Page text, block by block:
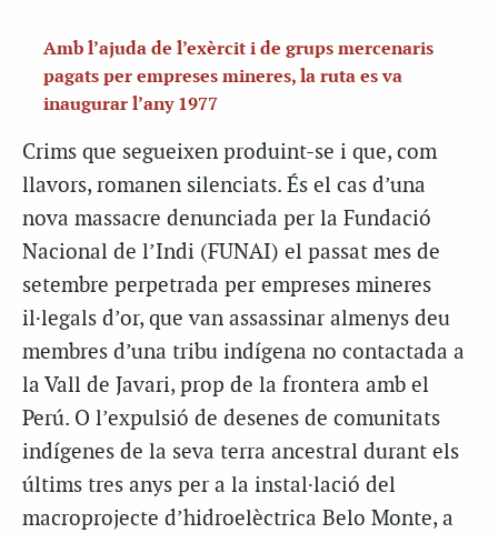
Amb l’ajuda de l’exèrcit i de grups mercenaris
pagats per empreses mineres, la ruta es va
inaugurar l’any 1977
Crims que segueixen produint-se i que, com
llavors, romanen silenciats. És el cas d’una
nova massacre denunciada per la Fundació
Nacional de l’Indi (FUNAI) el passat mes de
setembre perpetrada per empreses mineres
il·legals d’or, que van assassinar almenys deu
membres d’una tribu indígena no contactada a
la Vall de Javari, prop de la frontera amb el
Perú. O l’expulsió de desenes de comunitats
indígenes de la seva terra ancestral durant els
últims tres anys per a la instal·lació del
macroprojecte d’hidroelèctrica Belo Monte, a